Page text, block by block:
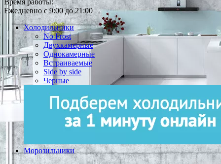
Время работы:
Ежедневно с 9:00 до 21:00
Холодильники
No Frost
Двухкамерные
Однокамерные
Встраиваемые
Side by side
Черные
Морозильники